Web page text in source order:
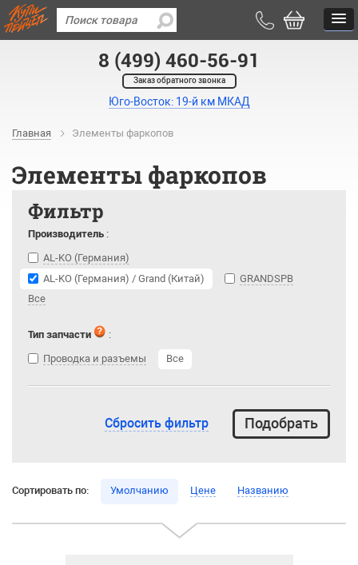
8 (499) 460-56-91
Заказ обратного звонка
Юго-Восток: 19-й км МКАД
Главная Элементы фаркопов
Элементы фаркопов
Фильтр
Производитель :
AL-KO (Германия)
AL-KO (Германия) / Grand (Китай)
GRANDSPB
Все
Тип запчасти
:
Проводка и разъемы
Все
Сбросить фильтр
Сортировать по: Умолчанию Цене Названию